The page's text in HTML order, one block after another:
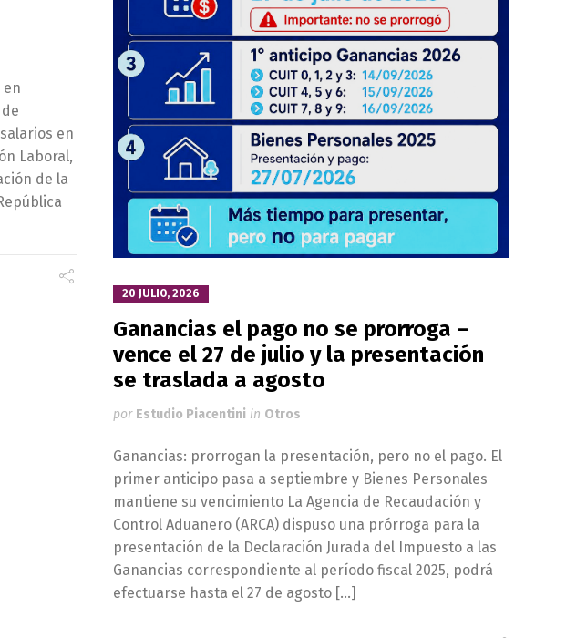
en
en
Laboral,
de la
20 JULIO, 2026
Ganancias el pago no se prorroga –
vence el 27 de julio y la presentación
se traslada a agosto
por Estudio Piacentini in Otros
Ganancias: prorrogan la presentación, pero no el pago. El
primer anticipo pasa a septiembre y Bienes Personales
mantiene su vencimiento La Agencia de Recaudación y
Control Aduanero (ARCA) dispuso una prórroga para la
presentación de la Declaración Jurada del Impuesto a las
Ganancias correspondiente al período fiscal 2025, podrá
efectuarse hasta el 27 de agosto […]